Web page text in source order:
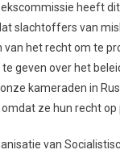
heeft
slachtoffers van
van het recht om te
geven over het
kameraden in
ze hun recht
van